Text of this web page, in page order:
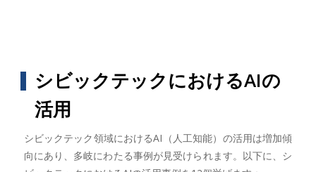
シビックテックにおけるAIの
活用
シビックテック領域におけるAI（人工知能）の活用は増加傾
向にあり、多岐にわたる事例が見受けられます。以下に、シ